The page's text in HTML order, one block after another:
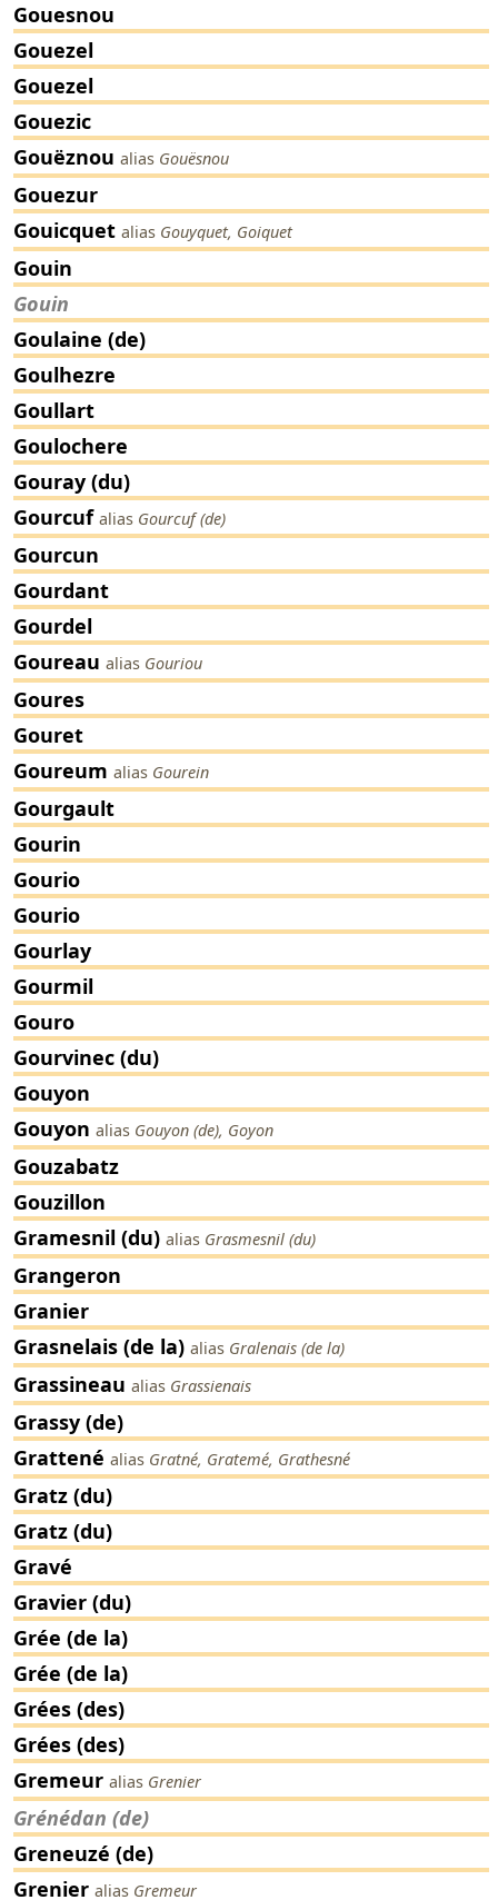
Gouesnou
Gouezel
Gouezel
Gouezic
Gouëznou alias Gouësnou
Gouezur
Gouicquet alias Gouyquet, Goiquet
Gouin
Gouin
Goulaine (de)
Goulhezre
Goullart
Goulochere
Gouray (du)
Gourcuf alias Gourcuf (de)
Gourcun
Gourdant
Gourdel
Goureau alias Gouriou
Goures
Gouret
Goureum alias Gourein
Gourgault
Gourin
Gourio
Gourio
Gourlay
Gourmil
Gouro
Gourvinec (du)
Gouyon
Gouyon alias Gouyon (de), Goyon
Gouzabatz
Gouzillon
Gramesnil (du) alias Grasmesnil (du)
Grangeron
Granier
Grasnelais (de la) alias Gralenais (de la)
Grassineau alias Grassienais
Grassy (de)
Grattené alias Gratné, Gratemé, Grathesné
Gratz (du)
Gratz (du)
Gravé
Gravier (du)
Grée (de la)
Grée (de la)
Grées (des)
Grées (des)
Gremeur alias Grenier
Grénédan (de)
Greneuzé (de)
Grenier alias Gremeur